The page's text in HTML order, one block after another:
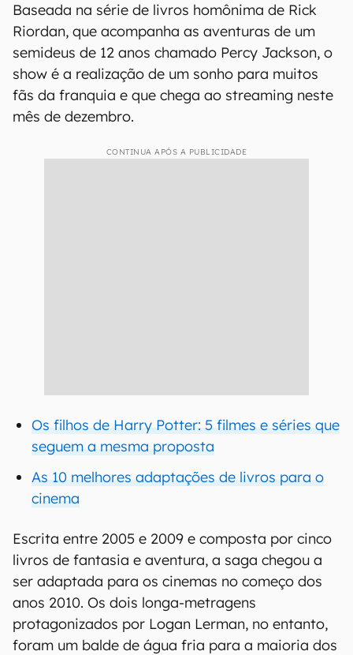
Baseada na série de livros homônima de Rick
Riordan, que acompanha as aventuras de um
semideus de 12 anos chamado Percy Jackson, o
show é a realização de um sonho para muitos
fãs da franquia e que chega ao streaming neste
mês de dezembro.
CONTINUA APÓS A PUBLICIDADE
Os filhos de Harry Potter: 5 filmes e séries que
seguem a mesma proposta
As 10 melhores adaptações de livros para o
cinema
Escrita entre 2005 e 2009 e composta por cinco
livros de fantasia e aventura, a saga chegou a
ser adaptada para os cinemas no começo dos
anos 2010. Os dois longa-metragens
protagonizados por Logan Lerman, no entanto,
foram um balde de água fria para a maioria dos